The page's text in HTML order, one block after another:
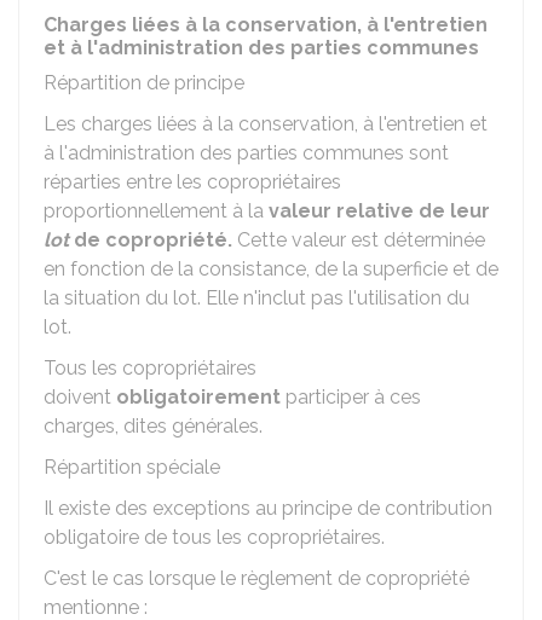
Charges liées à la conservation, à l'entretien
et à l'administration des parties communes
Répartition de principe
Les charges liées à la conservation, à l'entretien et
à l'administration des parties communes sont
réparties entre les copropriétaires
proportionnellement à la valeur relative de leur
lotde copropriété. Cette valeur est déterminée
en fonction de la consistance, de la superficie et de
la situation du lot. Elle n'inclut pas l'utilisation du
lot.
Tous les copropriétaires
doivent obligatoirement participer à ces
charges, dites générales.
Répartition spéciale
Il existe des exceptions au principe de contribution
obligatoire de tous les copropriétaires.
C'est le cas lorsque le règlement de copropriété
mentionne :